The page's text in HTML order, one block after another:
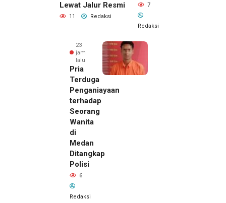
Lewat Jalur Resmi
11 Redaksi
7
Redaksi
23
jam
lalu
Pria
Terduga
Penganiayaan
terhadap
Seorang
Wanita
di
Medan
Ditangkap
Polisi
6
Redaksi